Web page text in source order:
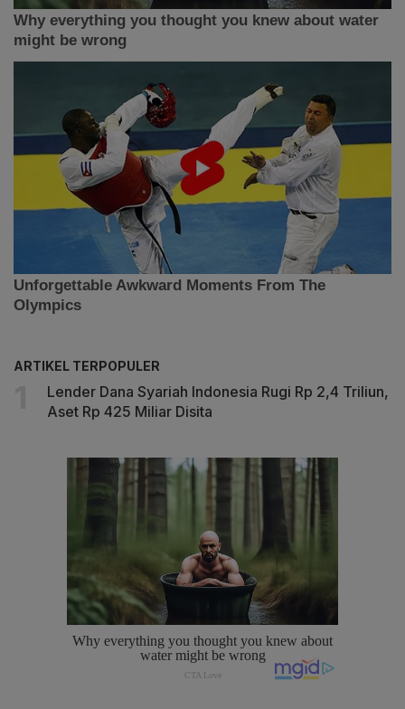
ARTIKEL TERPOPULER
Lender Dana Syariah Indonesia Rugi Rp 2,4 Triliun,
Aset Rp 425 Miliar Disita